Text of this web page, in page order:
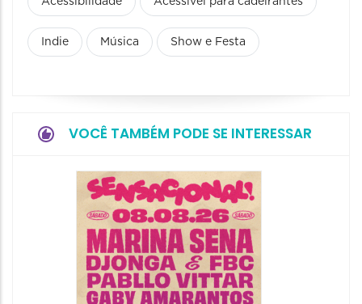
Indie Música Show e Festa
VOCÊ TAMBÉM PODE SE INTERESSAR